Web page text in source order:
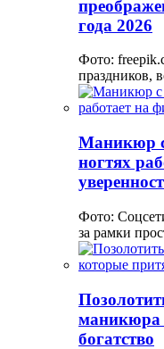
года 2026
Фото:
праздников,
Маникюр
ногтях
Фото:
за рамки
маникюра
богатство